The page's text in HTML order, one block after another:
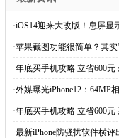
·iOS14迎来大改版！息屏显
·苹果截图功能很简单？其
·年底买手机攻略 立省600元
·外媒曝光iPhone12：64MP
·年底买手机攻略 立省600元
·最新iPhone防骚扰软件横评